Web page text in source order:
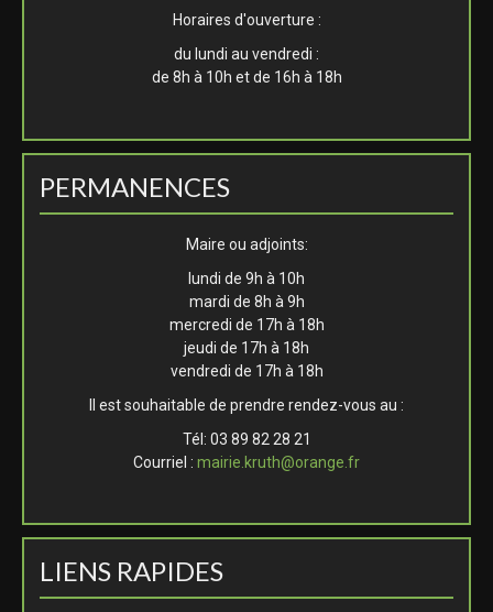
Horaires d'ouverture :
du lundi au vendredi :
de 8h à 10h et de 16h à 18h
PERMANENCES
Maire ou adjoints:
lundi de 9h à 10h
mardi de 8h à 9h
mercredi de 17h à 18h
jeudi de 17h à 18h
vendredi de 17h à 18h
Il est souhaitable de prendre rendez-vous au :
Tél: 03 89 82 28 21
Courriel : mairie.kruth@orange.fr
LIENS RAPIDES